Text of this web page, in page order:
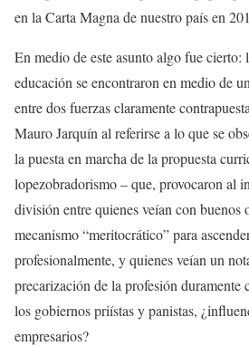
en la Carta Magna de nuestro país en
En medio de este asunto algo fue cierto:
educación se encontraron en medio de
entre dos fuerzas claramente
Mauro Jarquín al referirse a lo que se
la puesta en marcha de la propuesta
lopezobradorismo – que, provocaron al
división entre quienes veían con buenos
mecanismo “meritocrático” para
profesionalmente, y quienes veían un
precarización de la profesión duramente
los gobiernos priístas y panistas,
empresarios?